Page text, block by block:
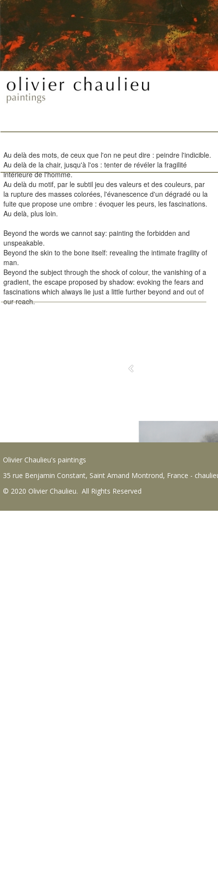
ACCUEIL EXPOSITIONS ARCHIVES
Olivier Chaulieu's paintings
35 rue Benjamin Constant, Saint Amand Montrond, France -
© 2020 Olivier Chaulieu. All Rights Reserved
Au delà des mots, de ceux que l'on ne peut dire : peindre l'indicible.
Au delà de la chair, jusqu'à l'os : tenter de révéler la fragilité
intérieure de l'homme.
Au delà du motif, par le subtil jeu des valeurs et des couleurs, par
la rupture des masses colorées, l'évanescence d'un dégradé ou la
fuite que propose une ombre : évoquer les peurs, les fascinations.
Au delà, plus loin.
Beyond the words we cannot say: painting the forbidden and
unspeakable.
Beyond the skin to the bone itself: revealing the intimate fragility of
man.
Beyond the subject through the shock of colour, the vanishing of a
gradient, the escape proposed by shadow: evoking the fears and
fascinations which always lie just a little further beyond and out of
our reach.